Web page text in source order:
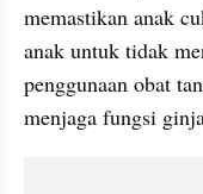
memastikan anak
anak untuk tidak
penggunaan obat
menjaga fungsi